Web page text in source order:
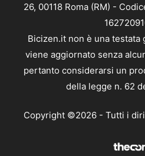
26, 00118 Roma (RM) -
Bicizen.it non è una testata
viene aggiornato senza
pertanto considerarsi un
della legge n. 62
Copyright ©2026 - Tutti i